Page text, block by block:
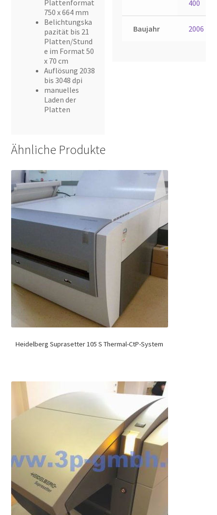
Plattenformat
750 x 664 mm
Belichtungska
pazität bis 21
Platten/Stund
e im Format 50
x 70 cm
Auflösung 2038
bis 3048 dpi
manuelles
Laden der
Platten
400
Baujahr 2006
Ähnliche Produkte
Heidelberg Suprasetter 105 S Thermal-CtP-System